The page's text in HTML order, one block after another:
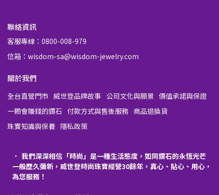
聯絡資訊
客服專線：0800-008-979
信箱：wisdom-sa@wisdom-jewelry.com
關於我們
全台直營門市 威世登品牌故事 公司文化與願景 價值承諾與保證
一顆會賺錢的鑽石 付款方式與售後服務 商品退換貨
珠寶知識與保養 隱私政策
我們深深相信「時尚」是一種生活態度，如同鑽石的永恆光芒
一般歷久彌新，威世登時尚珠寶經營30餘年，真心、貼心、用心，
為您服務！